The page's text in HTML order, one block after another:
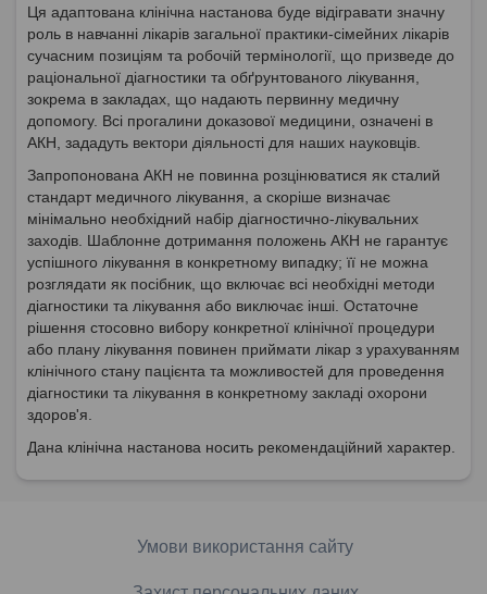
Ця адаптована клінічна настанова буде відігравати значну
роль в навчанні лікарів загальної практики-сімейних лікарів
сучасним позиціям та робочій термінології, що призведе до
раціональної діагностики та обґрунтованого лікування,
зокрема в закладах, що надають первинну медичну
допомогу. Всі прогалини доказової медицини, означені в
АКН, зададуть вектори діяльності для наших науковців.
Запропонована АКН не повинна розцінюватися як сталий
стандарт медичного лікування, а скоріше визначає
мінімально необхідний набір діагностично-лікувальних
заходів. Шаблонне дотримання положень АКН не гарантує
успішного лікування в конкретному випадку; її не можна
розглядати як посібник, що включає всі необхідні методи
діагностики та лікування або виключає інші. Остаточне
рішення стосовно вибору конкретної клінічної процедури
або плану лікування повинен приймати лікар з урахуванням
клінічного стану пацієнта та можливостей для проведення
діагностики та лікування в конкретному закладі охорони
здоров'я.
Дана клінічна настанова носить рекомендаційний характер.
Умови використання сайту